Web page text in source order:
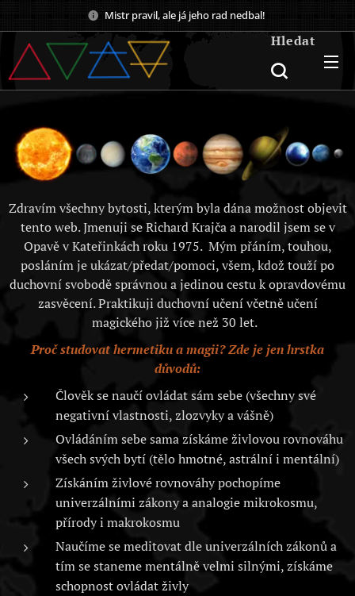
Mistr pravil, ale já jeho rad nedbal!
Hledat
Zdravím všechny bytosti, kterým byla dána možnost objevit
tento web. Jmenuji se Richard Krajča a narodil jsem se v
Opavě v Kateřinkách roku 1975. Mým přáním, touhou,
posláním je ukázat/předat/pomoci, všem, kdož touží po
duchovní svobodě správnou a jedinou cestu k opravdovému
zasvěcení. Praktikuji duchovní učení včetně učení
magického již více než 30 let.
Proč studovat hermetiku a magii? Zde je jen hrstka
důvodů:
Člověk se naučí ovládat sám sebe (všechny své
negativní vlastnosti, zlozvyky a vášně)
Ovládáním sebe sama získáme živlovou rovnováhu
všech svých bytí (tělo hmotné, astrální i mentální)
Získáním živlové rovnováhy pochopíme
univerzálními zákony a analogie mikrokosmu,
přírody i makrokosmu
Naučíme se meditovat dle univerzálních zákonů a
tím se staneme mentálně velmi silnými, získáme
schopnost ovládat živly